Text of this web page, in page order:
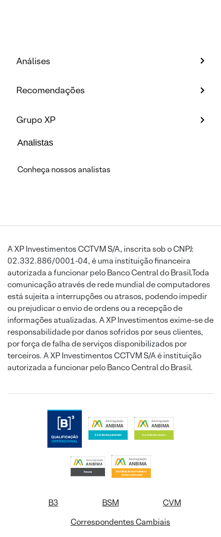
Análises
Recomendações
Grupo XP
Analistas
Conheça nossos analistas
A XP Investimentos CCTVM S/A, inscrita sob o CNPJ:
02.332.886/0001-04, é uma instituição financeira
autorizada a funcionar pelo Banco Central do Brasil.Toda
comunicação através de rede mundial de computadores
está sujeita a interrupções ou atrasos, podendo impedir
ou prejudicar o envio de ordens ou a recepção de
informações atualizadas. A XP Investimentos exime-se de
responsabilidade por danos sofridos por seus clientes,
por força de falha de serviços disponibilizados por
terceiros. A XP Investimentos CCTVM S/A é instituição
autorizada a funcionar pelo Banco Central do Brasil.
B3 BSM
CVM
Correspondentes Cambiais